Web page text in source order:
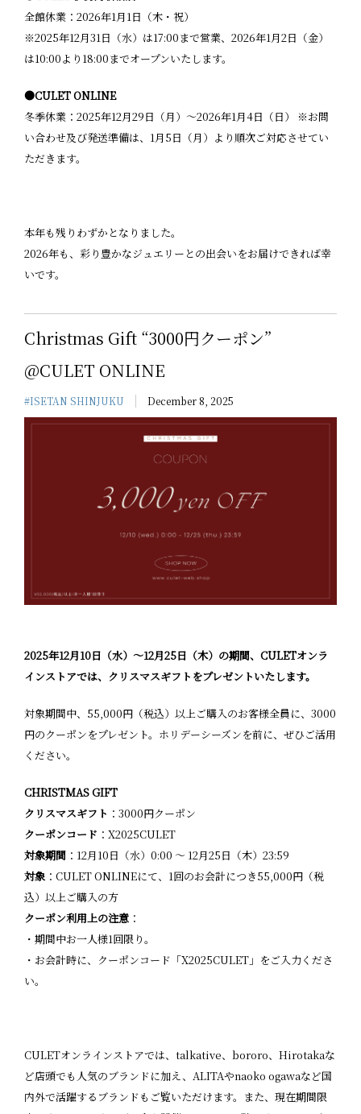
全館休業：2026年1月1日（木・祝）
※2025年12月31日（水）は17:00まで営業、2026年1月2日（金）
は10:00より18:00までオープンいたします。
●CULET ONLINE
冬季休業：2025年12月29日（月）〜2026年1月4日（日） ※お問
い合わせ及び発送準備は、1月5日（月）より順次ご対応させてい
ただきます。
本年も残りわずかとなりました。
2026年も、彩り豊かなジュエリーとの出会いをお届けできれば幸
いです。
Christmas Gift “3000円クーポン”
@CULET ONLINE
#ISETAN SHINJUKU December 8, 2025
2025年12月10日（水）～12月25日（木）の期間、CULETオンラ
インストアでは、クリスマスギフトをプレゼントいたします。
対象期間中、55,000円（税込）以上ご購入のお客様全員に、3000
円のクーポンをプレゼント。ホリデーシーズンを前に、ぜひご活用
ください。
CHRISTMAS GIFT
クリスマスギフト ：3000円クーポン
クーポンコード ：X2025CULET
対象期間 ：12月10日（水）0:00 〜 12月25日（木）23:59
対象：CULET ONLINEにて、1回のお会計につき55,000円（税
込）以上ご購入の方
クーポン利用上の注意 ：
・期間中お一人様1回限り。
・お会計時に、クーポンコード「X2025CULET」をご入力くださ
い。
CULETオンラインストアでは、 talkative、 bororo、 Hirotakaな
ど店頭でも人気のブランドに加え、 ALITAやnaoko ogawaなど国
内外で活躍するブランドもご覧いただけます。また、現在期間限